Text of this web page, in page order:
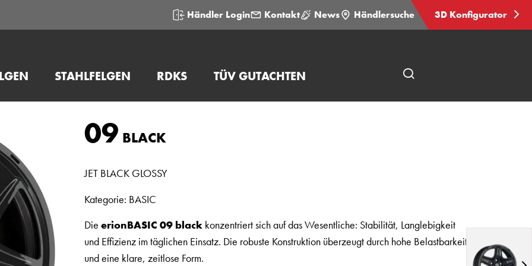
Händler Login Kontakt News Händlersuche 3D Konfigurator
STAHLFELGEN RDKS TÜV GUTACHTEN
09 BLACK
JET BLACK GLOSSY
Kategorie: BASIC
Die erionBASIC 09 blackkonzentriert sich auf das Wesentliche: Stabilität, Langlebigkeit
und Effizienz im täglichen Einsatz. Die robuste Konstruktion überzeugt durch hohe Belastbarkeit
und eine klare, zeitlose Form.